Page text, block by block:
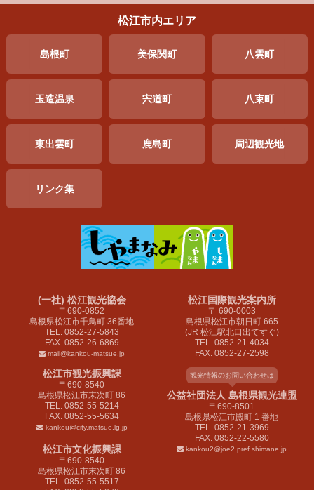
松江市内エリア
島根町 美保関町 八雲町
玉造温泉 宍道町 八束町
東出雲町 鹿島町 周辺観光地
リンク集
(一社) 松江観光協会
〒690-0852
島根県松江市千鳥町 36番地
TEL. 0852-27-5843
FAX. 0852-26-6869
mail@kankou-matsue.jp
松江国際観光案内所
〒 690-0003
島根県松江市朝日町 665
(JR 松江駅北口出てすぐ)
TEL. 0852-21-4034
FAX. 0852-27-2598
松江市観光振興課
〒690-8540
島根県松江市末次町 86
TEL. 0852-55-5214
FAX. 0852-55-5634
kankou@city.matsue.lg.jp
松江市文化振興課
〒690-8540
島根県松江市末次町 86
TEL. 0852-55-5517
観光情報のお問い合わせは
公益社団法人 島根県観光連盟
〒690-8501
島根県松江市殿町 1 番地
TEL. 0852-21-3969
FAX. 0852-22-5580
kankou2@joe2.pref.shimane.jp